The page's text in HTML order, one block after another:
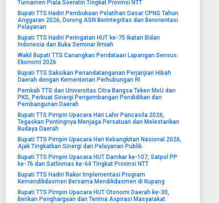
Turnamen Piala Soeratin Tingkat Provinsi NTT
Bupati TTS Hadiri Pembukaan Pelatihan Dasar CPNS Tahun
Anggaran 2026, Dorong ASN Berintegritas dan Berorientasi
Pelayanan
Bupati TTS Hadiri Peringatan HUT ke-75 Ikatan Bidan
Indonesia dan Buka Seminar Ilmiah
Wakil Bupati TTS Canangkan Pendataan Lapangan Sensus
Ekonomi 2026
Bupati TTS Saksikan Penandatanganan Perjanjian Hibah
Daerah dengan Kementerian Perhubungan RI
Pemkab TTS dan Universitas Citra Bangsa Teken MoU dan
PKS, Perkuat Sinergi Pengembangan Pendidikan dan
Pembangunan Daerah
Bupati TTS Pimpin Upacara Hari Lahir Pancasila 2026,
Tegaskan Pentingnya Menjaga Persatuan dan Melestarikan
Budaya Daerah
Bupati TTS Pimpin Upacara Hari Kebangkitan Nasional 2026,
Ajak Tingkatkan Sinergi dan Pelayanan Publik
Bupati TTS Pimpin Upacara HUT Damkar ke-107, Satpol PP
ke-76 dan Satlinmas ke-64 Tingkat Provinsi NTT
Bupati TTS Hadiri Rakor Implementasi Program
Kemendikdasmen Bersama Mendikdasmen di Kupang
Bupati TTS Pimpin Upacara HUT Otonomi Daerah ke-30,
Berikan Penghargaan dan Terima Aspirasi Masyarakat